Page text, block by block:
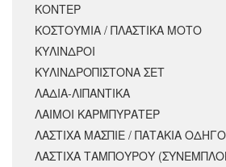
ΚΟΝΤΕΡ
ΚΟΣΤΟΥΜΙΑ / ΠΛΑΣΤΙΚΑ ΜΟΤΟ
ΚΥΛΙΝΔΡΟΙ
ΚΥΛΙΝΔΡΟΠΙΣΤΟΝΑ ΣΕΤ
ΛΑΔΙΑ-ΛΙΠΑΝΤΙΚΑ
ΛΑΙΜΟΙ ΚΑΡΜΠΥΡΑΤΕΡ
ΛΑΣΤΙΧΑ ΜΑΣΠΙΕ / ΠΑΤΑΚΙΑ
ΛΑΣΤΙΧΑ ΤΑΜΠΟΥΡΟΥ